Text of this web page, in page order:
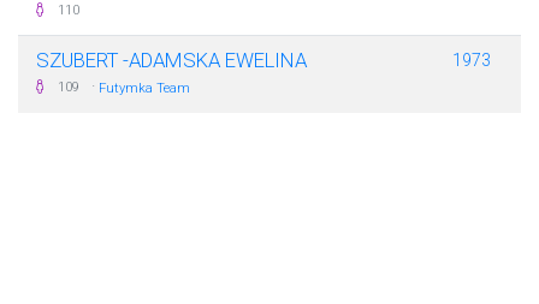
110
SZUBERT -ADAMSKA EWELINA
109 · Futymka Team
1973